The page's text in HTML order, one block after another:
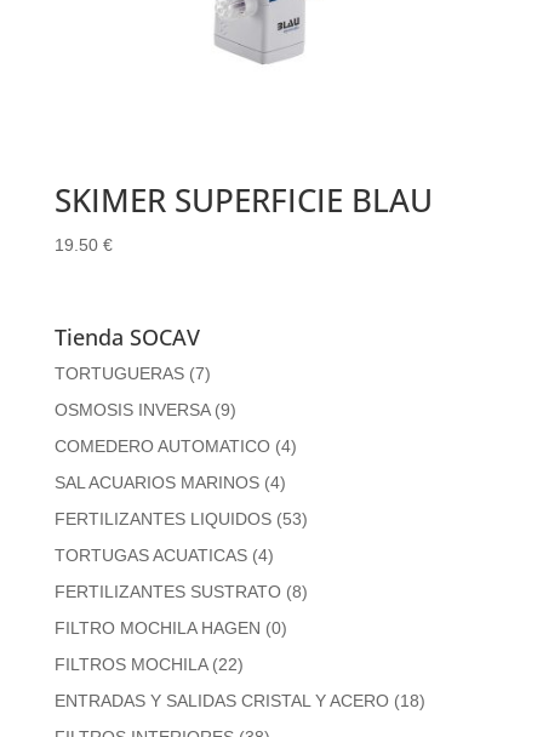
SKIMER SUPERFICIE BLAU
19.50 €
Tienda SOCAV
TORTUGUERAS (7)
OSMOSIS INVERSA (9)
COMEDERO AUTOMATICO (4)
SAL ACUARIOS MARINOS (4)
FERTILIZANTES LIQUIDOS (53)
TORTUGAS ACUATICAS (4)
FERTILIZANTES SUSTRATO (8)
FILTRO MOCHILA HAGEN (0)
FILTROS MOCHILA (22)
ENTRADAS Y SALIDAS CRISTAL Y ACERO (18)